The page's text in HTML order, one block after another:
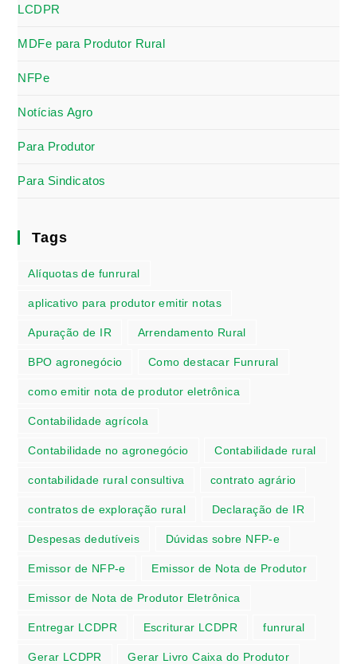
LCDPR
MDFe para Produtor Rural
NFPe
Notícias Agro
Para Produtor
Para Sindicatos
Tags
Alíquotas de funrural
aplicativo para produtor emitir notas
Apuração de IR Arrendamento Rural
BPO agronegócio Como destacar Funrural
como emitir nota de produtor eletrônica
Contabilidade agrícola
Contabilidade no agronegócio Contabilidade rural
contabilidade rural consultiva contrato agrário
contratos de exploração rural Declaração de IR
Despesas dedutíveis Dúvidas sobre NFP-e
Emissor de NFP-e Emissor de Nota de Produtor
Emissor de Nota de Produtor Eletrônica
Entregar LCDPR Escriturar LCDPR funrural
Gerar LCDPR Gerar Livro Caixa do Produtor